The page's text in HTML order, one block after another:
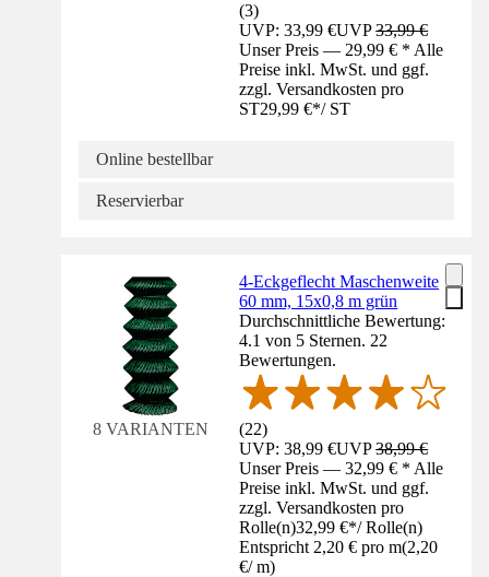
(3)
UVP: 33,99 €UVP33,99 €
Unser Preis — 29,99 € * Alle
Preise inkl. MwSt. und ggf.
zzgl. Versandkosten pro
ST29,99 €*/ ST
Online bestellbar
Reservierbar
8 VARIANTEN
4-Eckgeflecht Maschenweite
60 mm, 15x0,8 m grün
Durchschnittliche Bewertung:
4.1 von 5 Sternen. 22
Bewertungen.
(22)
UVP: 38,99 €UVP38,99 €
Unser Preis — 32,99 € * Alle
Preise inkl. MwSt. und ggf.
zzgl. Versandkosten pro
Rolle(n)32,99 €*/ Rolle(n)
Entspricht 2,20 € pro m(2,20
€/ m)